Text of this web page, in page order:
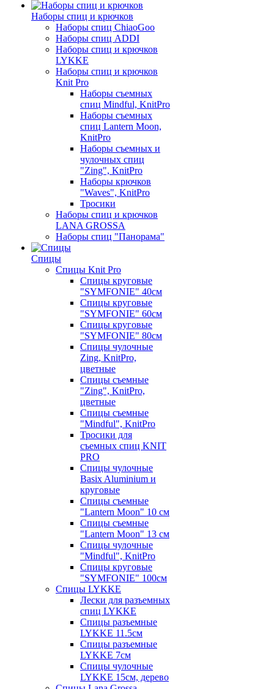
Наборы спиц и крючков
Наборы спиц ChiaoGoo
Наборы спиц ADDI
Наборы спиц и крючков
LYKKE
Наборы спиц и крючков
Knit Pro
Наборы съемных
спиц Mindful, KnitPro
Наборы съемных
спиц Lantern Moon,
KnitPro
Наборы съемных и
чулочных спиц
"Zing", KnitPro
Наборы крючков
"Waves", KnitPro
Тросики
Наборы спиц и крючков
LANA GROSSA
Наборы спиц "Панорама"
Спицы
Спицы Knit Pro
Спицы круговые
"SYMFONIE" 40см
Спицы круговые
"SYMFONIE" 60см
Спицы круговые
"SYMFONIE" 80см
Спицы чулочные
Zing, KnitPro,
цветные
Спицы съемные
"Zing", KnitPro,
цветные
Спицы съемные
"Mindful", KnitPro
Тросики для
съемных спиц KNIT
PRO
Спицы чулочные
Basix Aluminium и
круговые
Спицы съемные
"Lantern Moon" 10 см
Спицы съемные
"Lantern Moon" 13 см
Спицы чулочные
"Mindful", KnitPro
Спицы круговые
"SYMFONIE" 100см
Спицы LYKKE
Лески для разъемных
спиц LYKKE
Спицы разъемные
LYKKE 11.5см
Спицы разъемные
LYKKE 7см
Спицы чулочные
LYKKE 15см, дерево